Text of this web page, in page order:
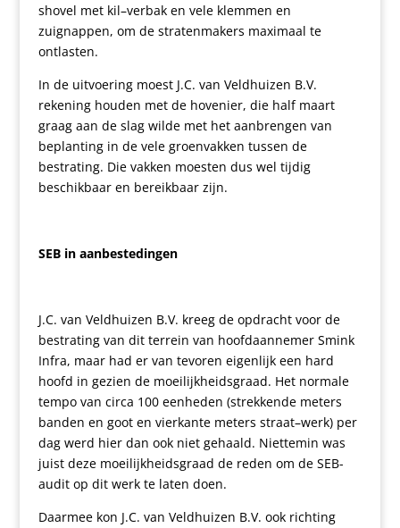
shovel met kil–verbak en vele klemmen en
zuignappen, om de stratenmakers maximaal te
ontlasten.
In de uitvoering moest J.C. van Veldhuizen B.V.
rekening houden met de hovenier, die half maart
graag aan de slag wilde met het aanbrengen van
beplanting in de vele groenvakken tussen de
bestrating. Die vakken moesten dus wel tijdig
beschikbaar en bereikbaar zijn.
SEB in aanbestedingen
J.C. van Veldhuizen B.V. kreeg de opdracht voor de
bestrating van dit terrein van hoofdaannemer Smink
Infra, maar had er van tevoren eigenlijk een hard
hoofd in gezien de moeilijkheidsgraad. Het normale
tempo van circa 100 eenheden (strekkende meters
banden en goot en vierkante meters straat–werk) per
dag werd hier dan ook niet gehaald. Niettemin was
juist deze moeilijkheidsgraad de reden om de SEB-
audit op dit werk te laten doen.
Daarmee kon J.C. van Veldhuizen B.V. ook richting